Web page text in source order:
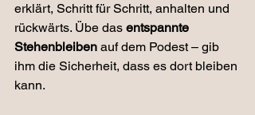
erklärt, Schritt für Schritt, anhalten und
rückwärts. Übe das entspannte
Stehenbleiben auf dem Podest – gib
ihm die Sicherheit, dass es dort bleiben
kann.